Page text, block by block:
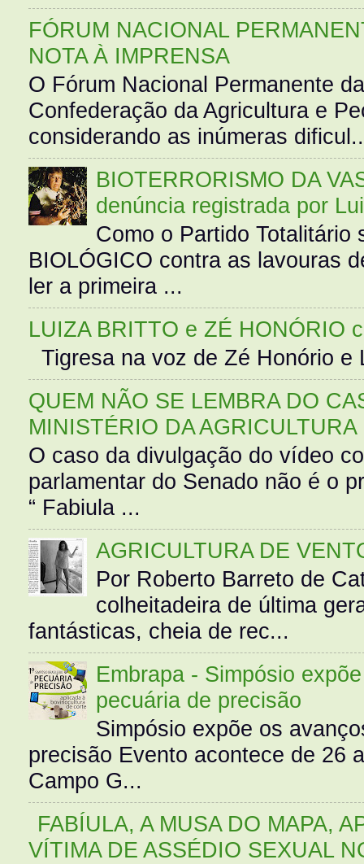
FÓRUM NACIONAL
NOTA À IMPRENSA
O Fórum Nacional Permanente
Confederação da Agricultura e
considerando as inúmeras
BIOTERRORISMO DA
denúncia registrada por
Como o Partido Totalitário
BIOLÓGICO contra as lavouras
ler a primeira ...
LUIZA BRITTO e ZÉ HONÓRIO
Tigresa na voz de Zé Honório
QUEM NÃO SE LEMBRA DO
MINISTÉRIO DA AGRICULTURA
O caso da divulgação do vídeo
parlamentar do Senado não é o
“ Fabiula ...
AGRICULTURA DE
Por Roberto Barreto de
colheitadeira de última
fantásticas, cheia de rec...
Embrapa - Simpósio
pecuária de precisão
Simpósio expõe os
precisão Evento acontece de 26
Campo G...
FABÍULA, A MUSA DO MAPA,
VÍTIMA DE ASSÉDIO SEXUAL